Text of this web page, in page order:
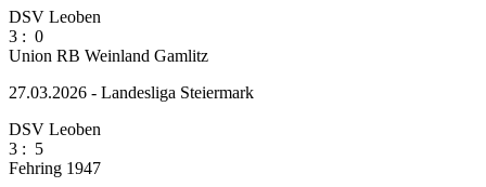
DSV Leoben
3 : 0
Union RB Weinland Gamlitz
27.03.2026 - Landesliga Steiermark
DSV Leoben
3 : 5
Fehring 1947